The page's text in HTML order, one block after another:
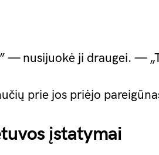
— nusijuokė ji draugei. —
prie jos priėjo
įstatymai